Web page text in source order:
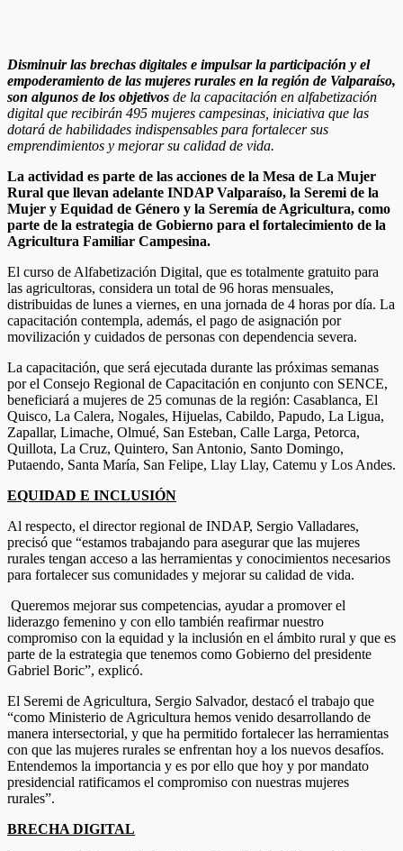
Disminuir las brechas digitales e impulsar la participación y el
empoderamiento de las mujeres rurales en la región de Valparaíso,
son algunos de los objetivos de la capacitación en alfabetización
digital que recibirán 495 mujeres campesinas, iniciativa que las
dotará de habilidades indispensables para fortalecer sus
emprendimientos y mejorar su calidad de vida.
La actividad es parte de las acciones de la Mesa de La Mujer
Rural que llevan adelante INDAP Valparaíso, la Seremi de la
Mujer y Equidad de Género y la Seremía de Agricultura, como
parte de la estrategia de Gobierno para el fortalecimiento de la
Agricultura Familiar Campesina.
El curso de Alfabetización Digital, que es totalmente gratuito para
las agricultoras, considera un total de 96 horas mensuales,
distribuidas de lunes a viernes, en una jornada de 4 horas por día. La
capacitación contempla, además, el pago de asignación por
movilización y cuidados de personas con dependencia severa.
La capacitación, que será ejecutada durante las próximas semanas
por el Consejo Regional de Capacitación en conjunto con SENCE,
beneficiará a mujeres de 25 comunas de la región: Casablanca, El
Quisco, La Calera, Nogales, Hijuelas, Cabildo, Papudo, La Ligua,
Zapallar, Limache, Olmué, San Esteban, Calle Larga, Petorca,
Quillota, La Cruz, Quintero, San Antonio, Santo Domingo,
Putaendo, Santa María, San Felipe, Llay Llay, Catemu y Los Andes.
EQUIDAD E INCLUSIÓN
Al respecto, el director regional de INDAP, Sergio Valladares,
precisó que “estamos trabajando para asegurar que las mujeres
rurales tengan acceso a las herramientas y conocimientos necesarios
para fortalecer sus comunidades y mejorar su calidad de vida.
Queremos mejorar sus competencias, ayudar a promover el
liderazgo femenino y con ello también reafirmar nuestro
compromiso con la equidad y la inclusión en el ámbito rural y que es
parte de la estrategia que tenemos como Gobierno del presidente
Gabriel Boric”, explicó.
El Seremi de Agricultura, Sergio Salvador, destacó el trabajo que
“como Ministerio de Agricultura hemos venido desarrollando de
manera intersectorial, y que ha permitido fortalecer las herramientas
con que las mujeres rurales se enfrentan hoy a los nuevos desafíos.
Entendemos la importancia y es por ello que hoy y por mandato
presidencial ratificamos el compromiso con nuestras mujeres
rurales”.
BRECHA DIGITAL